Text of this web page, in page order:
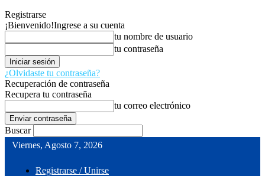
Registrarse
¡Bienvenido!Ingrese a su cuenta
tu nombre de usuario
tu contraseña
¿Olvidaste tu contraseña?
Recuperación de contraseña
Recupera tu contraseña
tu correo electrónico
Buscar
Viernes, Agosto 7, 2026
Registrarse / Unirse